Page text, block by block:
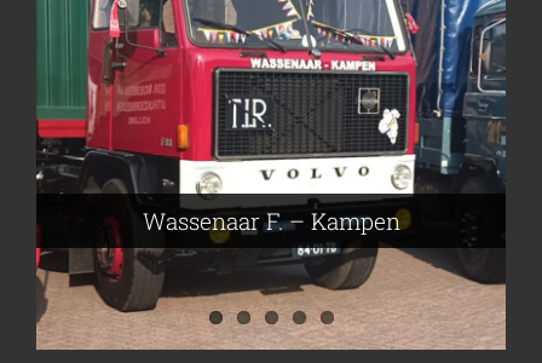
Wassenaar F. – Kampen
Nijmeier Erwin – Smilde
Frieling Koos – Klazienaveen
Hartog den Richard – Borculo
Leeuwen van Joop – Leek